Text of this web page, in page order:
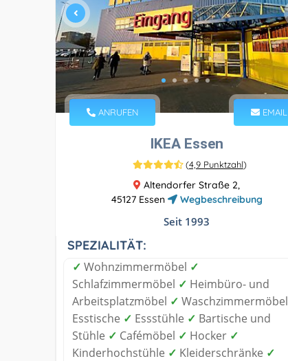
ANRUFEN EMAIL
IKEA Essen
(4,9 Punktzahl)
Altendorfer Straße 2,
45127 Essen
Wegbeschreibung
Seit 1993
SPEZIALITÄT:
✓ Wohnzimmermöbel ✓
Schlafzimmermöbel ✓ Heimbüro- und
Arbeitsplatzmöbel ✓ Waschzimmermöbel
Esstische ✓ Essstühle ✓ Bartische und
Stühle ✓ Cafémöbel ✓ Hocker ✓
Kinderhochstühle ✓ Kleiderschränke ✓